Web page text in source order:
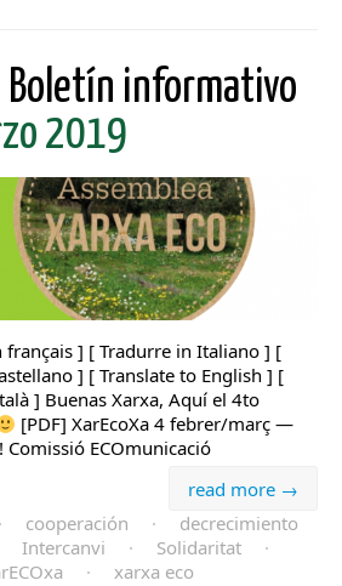
Boletín informativo
2019
français ] [ Tradurre in Italiano ] [
] [ Translate to English ] [
] Buenas Xarxa, Aquí el 4to
[PDF] XarEcoXa 4 febrer/març —
ECOmunicació
read more →
· cooperación ·
decrecimiento
Intercanvi · Solidaritat
·
· xarxa eco